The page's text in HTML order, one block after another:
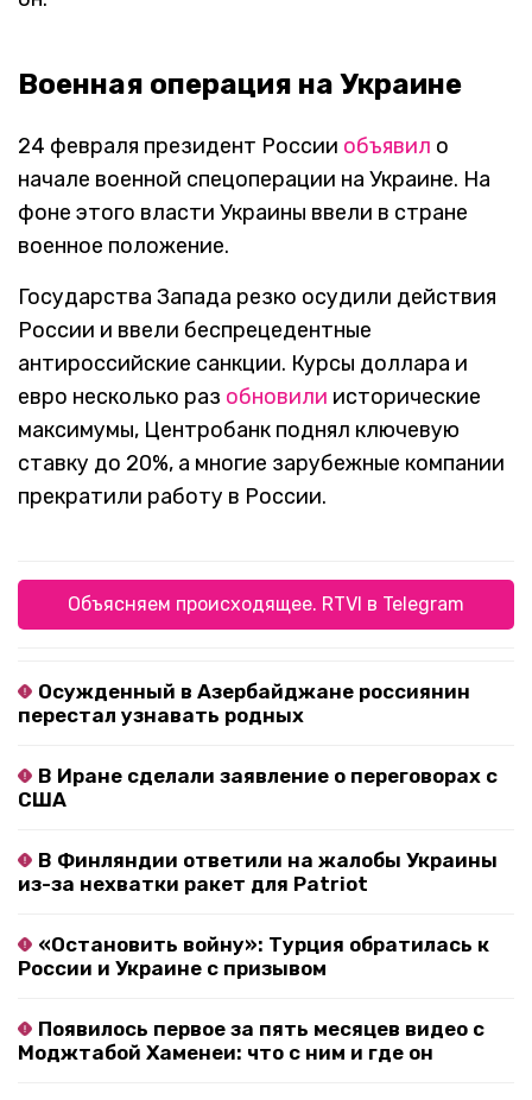
Военная операция на Украине
24 февраля президент России объявил о
начале военной спецоперации на Украине. На
фоне этого власти Украины ввели в стране
военное положение.
Государства Запада резко осудили действия
России и ввели беспрецедентные
антироссийские санкции. Курсы доллара и
евро несколько раз обновили исторические
максимумы, Центробанк поднял ключевую
ставку до 20%, а многие зарубежные компании
прекратили работу в России.
Объясняем происходящее. RTVI в Telegram
Осужденный в Азербайджане россиянин
перестал узнавать родных
В Иране сделали заявление о переговорах с
США
В Финляндии ответили на жалобы Украины
из-за нехватки ракет для Patriot
«Остановить войну»: Турция обратилась к
России и Украине с призывом
Появилось первое за пять месяцев видео с
Моджтабой Хаменеи: что с ним и где он